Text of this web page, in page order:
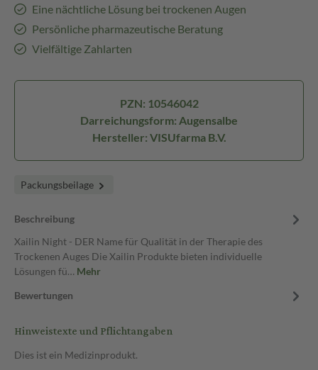
Eine nächtliche Lösung bei trockenen Augen
Persönliche pharmazeutische Beratung
Vielfältige Zahlarten
PZN: 10546042
Darreichungsform: Augensalbe
Hersteller: VISUfarma B.V.
Packungsbeilage
Beschreibung
Xailin Night - DER Name für Qualität in der Therapie des
Trockenen Auges Die Xailin Produkte bieten individuelle
Lösungen fü… Mehr
Bewertungen
Hinweistexte und Pflichtangaben
Dies ist ein Medizinprodukt.